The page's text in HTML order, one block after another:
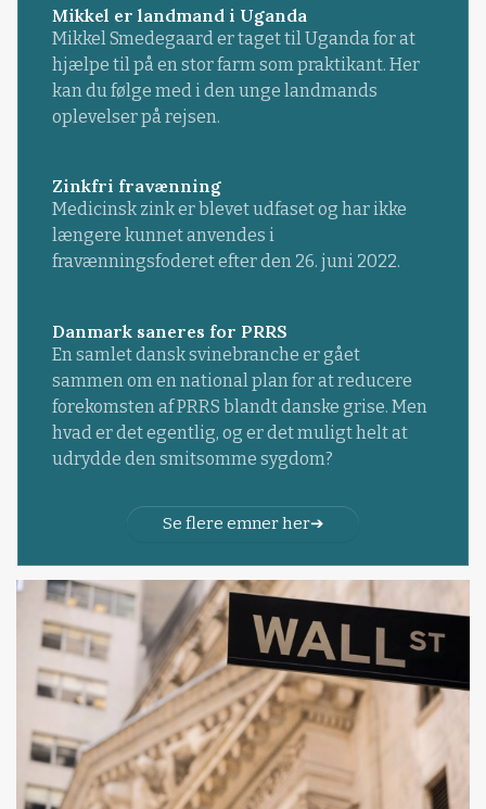
Mikkel er landmand i Uganda
Mikkel Smedegaard er taget til Uganda for at
hjælpe til på en stor farm som praktikant. Her
kan du følge med i den unge landmands
oplevelser på rejsen.
Zinkfri fravænning
Medicinsk zink er blevet udfaset og har ikke
længere kunnet anvendes i
fravænningsfoderet efter den 26. juni 2022.
Danmark saneres for PRRS
En samlet dansk svinebranche er gået
sammen om en national plan for at reducere
forekomsten af PRRS blandt danske grise. Men
hvad er det egentlig, og er det muligt helt at
udrydde den smitsomme sygdom?
Se flere emner her